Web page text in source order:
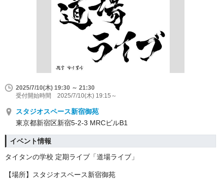
2025/7/10(木) 19:30 ～ 21:30
受付開始時間 2025/7/10(木) 19:15～
スタジオスペース新宿御苑
東京都新宿区新宿5-2-3 MRCビルB1
イベント情報
タイタンの学校 定期ライブ「道場ライブ」
【場所】スタジオスペース新宿御苑